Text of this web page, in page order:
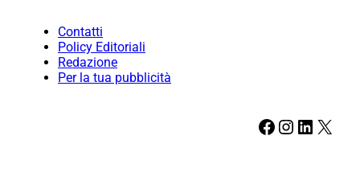
Contatti
Policy Editoriali
Redazione
Per la tua pubblicità
Facebook Instagram LinkedIn X